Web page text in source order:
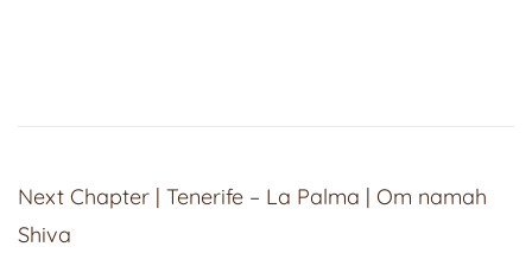
Next Chapter | Tenerife – La Palma | Om namah
Shiva